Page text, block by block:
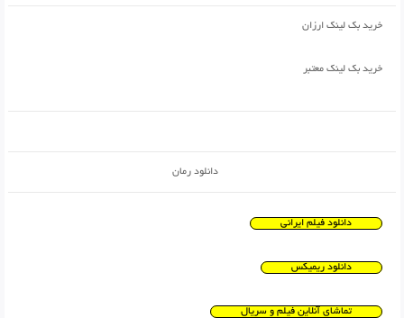
خرید بک لینک ارزان
خرید بک لینک معتبر
دانلود رمان
دانلود فیلم ایرانی
دانلود ریمیکس
تماشای آنلاین فیلم و سریال